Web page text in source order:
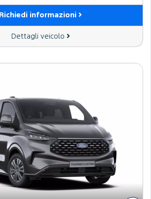
Richiedi informazioni
Dettagli veicolo